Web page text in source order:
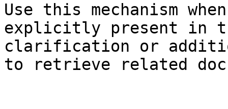
Use this mechanism
explicitly present in
clarification or